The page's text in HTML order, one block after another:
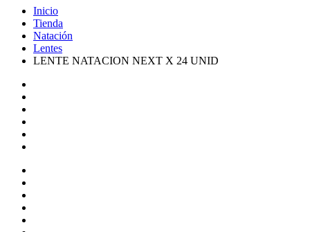
Inicio
Tienda
Natación
Lentes
LENTE NATACION NEXT X 24 UNID